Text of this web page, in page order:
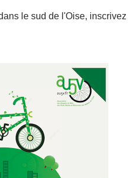
le sud de l'Oise, inscrivez